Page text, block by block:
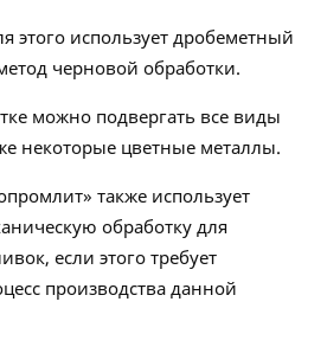
этого использует дробеметный
черновой обработки.
можно подвергать все виды
некоторые цветные металлы.
также использует
обработку для
если этого требует
производства данной